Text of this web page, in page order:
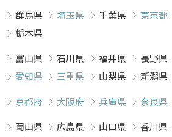
群馬県
埼玉県 千葉県 東京都
栃木県
富山県
石川県 福井県 長野県
愛知県
三重県 山梨県
新潟県
京都府
大阪府 兵庫県 奈良県
岡山県
広島県 山口県 香川県